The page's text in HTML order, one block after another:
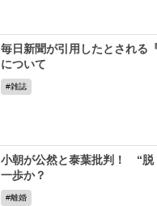
毎日新聞が引用したとされる
について
雑誌
小朝が公然と泰葉批判！ “脱
一歩か？
離婚